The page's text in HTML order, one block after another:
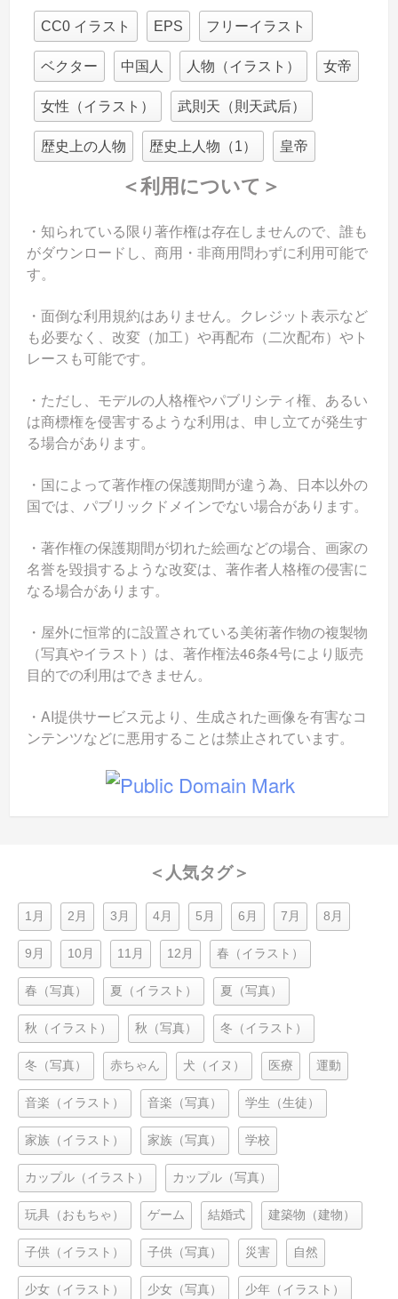
CC0 イラスト EPS フリーイラスト
ベクター 中国人 人物（イラスト） 女帝
女性（イラスト） 武則天（則天武后）
歴史上の人物 歴史上人物（1） 皇帝
＜利用について＞
・知られている限り著作権は存在しませんので、誰も
がダウンロードし、商用・非商用問わずに利用可能で
す。
・面倒な利用規約はありません。クレジット表示など
も必要なく、改変（加工）や再配布（二次配布）やト
レースも可能です。
・ただし、モデルの人格権やパブリシティ権、あるい
は商標権を侵害するような利用は、申し立てが発生す
る場合があります。
・国によって著作権の保護期間が違う為、日本以外の
国では、パブリックドメインでない場合があります。
・著作権の保護期間が切れた絵画などの場合、画家の
名誉を毀損するような改変は、著作者人格権の侵害に
なる場合があります。
・屋外に恒常的に設置されている美術著作物の複製物
（写真やイラスト）は、著作権法46条4号により販売
目的での利用はできません。
・AI提供サービス元より、生成された画像を有害なコ
ンテンツなどに悪用することは禁止されています。
＜人気タグ＞
1月 2月 3月 4月 5月 6月 7月 8月
9月 10月 11月 12月 春（イラスト）
春（写真） 夏（イラスト） 夏（写真）
秋（イラスト） 秋（写真） 冬（イラスト）
冬（写真） 赤ちゃん 犬（イヌ） 医療 運動
音楽（イラスト） 音楽（写真） 学生（生徒）
家族（イラスト） 家族（写真） 学校
カップル（イラスト） カップル（写真）
玩具（おもちゃ） ゲーム 結婚式 建築物（建物）
子供（イラスト） 子供（写真） 災害 自然
少女（イラスト） 少女（写真） 少年（イラスト）